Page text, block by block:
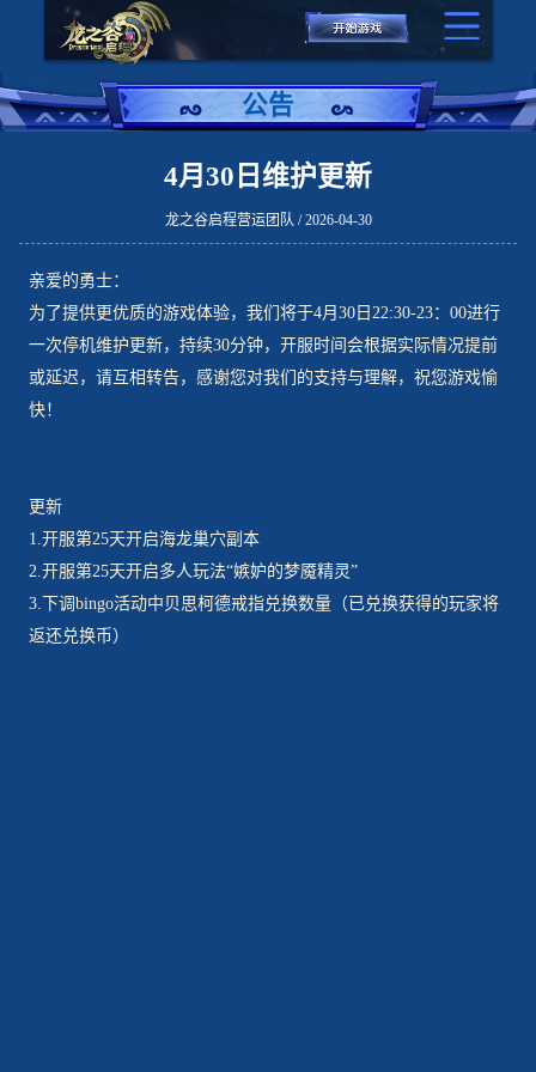
公告
4月30日维护更新
龙之谷启程营运团队 / 2026-04-30
亲爱的勇士：
为了提供更优质的游戏体验，我们将于4月30日22:30-23：00进行
一次停机维护更新，持续30分钟，开服时间会根据实际情况提前
或延迟，请互相转告，感谢您对我们的支持与理解，祝您游戏愉
快！
更新
1.开服第25天开启海龙巢穴副本
2.开服第25天开启多人玩法“嫉妒的梦魇精灵”
3.下调bingo活动中贝思柯德戒指兑换数量（已兑换获得的玩家将
返还兑换币）